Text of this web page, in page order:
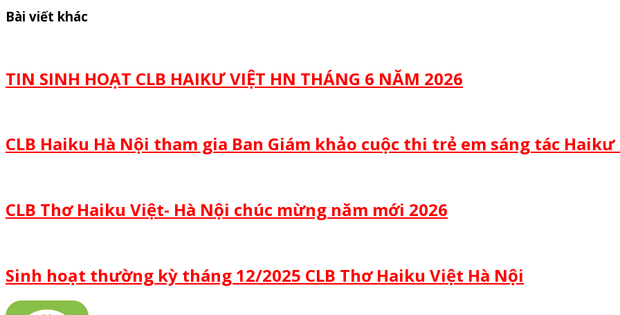
Bài viết khác
TIN SINH HOẠT CLB HAIKƯ VIỆT HN THÁNG 6 NĂM 2026
CLB Haiku Hà Nội tham gia Ban Giám khảo cuộc thi trẻ em sáng tác Haikư
CLB Thơ Haiku Việt- Hà Nội chúc mừng năm mới 2026
Sinh hoạt thường kỳ tháng 12/2025 CLB Thơ Haiku Việt Hà Nội